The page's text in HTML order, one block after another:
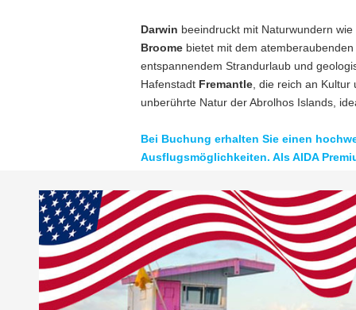
Darwin beeindruckt mit Naturwundern
Broome bietet mit dem atemberaubenden
entspannendem Strandurlaub und
Hafenstadt Fremantle , die reich an
unberührte Natur der Abrolhos Islands,
Bei Buchung erhalten Sie einen
Ausflugsmöglichkeiten. Als AIDA